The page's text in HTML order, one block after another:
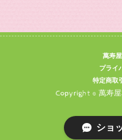
萬寿
プライ
特定商取
Copyright © 萬寿屋
ショ